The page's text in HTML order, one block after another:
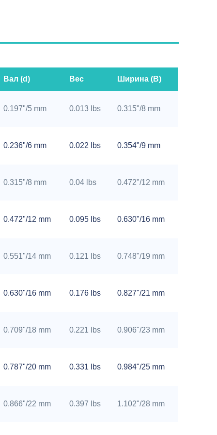
Вал (d) Вес Ширина (B)
0.197"/5 mm 0.013 lbs 0.315"/8 mm
0.236"/6 mm 0.022 lbs 0.354"/9 mm
0.315"/8 mm 0.04 lbs 0.472"/12 mm
0.472"/12 mm 0.095 lbs 0.630"/16 mm
0.551"/14 mm 0.121 lbs 0.748"/19 mm
0.630"/16 mm 0.176 lbs 0.827"/21 mm
0.709"/18 mm 0.221 lbs 0.906"/23 mm
0.787"/20 mm 0.331 lbs 0.984"/25 mm
0.866"/22 mm 0.397 lbs 1.102"/28 mm